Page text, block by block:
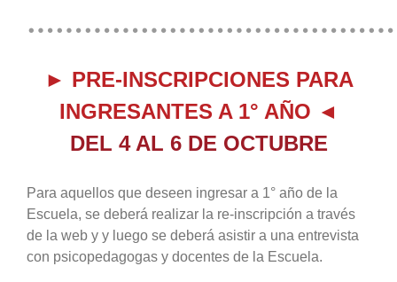
► PRE-INSCRIPCIONES PARA
INGRESANTES A 1° AÑO ◄
DEL 4 AL 6 DE OCTUBRE
Para aquellos que deseen ingresar a 1° año de la
Escuela, se deberá realizar la re-inscripción a través
de la web y y luego se deberá asistir a una entrevista
con psicopedagogas y docentes de la Escuela.